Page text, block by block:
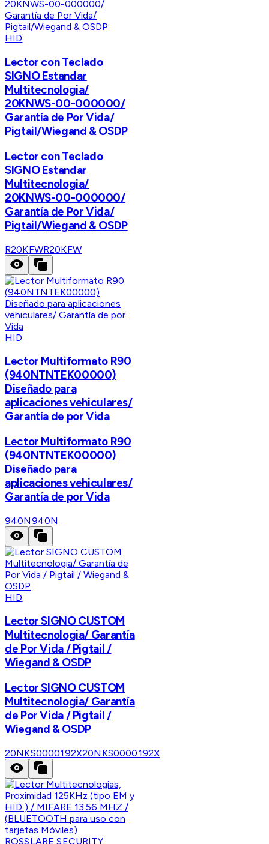
HID
Lector con Teclado
SIGNO Estandar
Multitecnologia/
20KNWS-00-000000/
Garantía de Por Vida/
Pigtail/Wiegand & OSDP
Lector con Teclado
SIGNO Estandar
Multitecnologia/
20KNWS-00-000000/
Garantía de Por Vida/
Pigtail/Wiegand & OSDP
R20KFWR20KFW
HID
Lector Multiformato R90
(940NTNTEK00000)
Diseñado para
aplicaciones vehiculares/
Garantía de por Vida
Lector Multiformato R90
(940NTNTEK00000)
Diseñado para
aplicaciones vehiculares/
Garantía de por Vida
940N940N
HID
Lector SIGNO CUSTOM
Multitecnologia/ Garantía
de Por Vida / Pigtail /
Wiegand & OSDP
Lector SIGNO CUSTOM
Multitecnologia/ Garantía
de Por Vida / Pigtail /
Wiegand & OSDP
20NKS0000192X20NKS0000192X
ROSSLARE SECURITY